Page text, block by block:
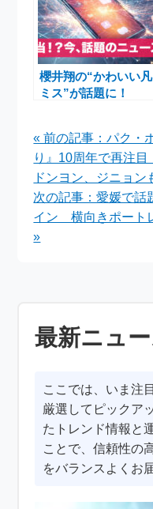
櫻井翔の“かわいい凡
ミス”が話題に！
バトルSHOW」最新
回レポート
« 前の記事：パク・
り』10周年で再注
ドンヨン、ジニョン
次の記事：愛媛で話
イン 横向きポート
»
最新ニュ
ここでは、いま注
厳選してピックア
たトレンド情報と
ことで、信頼性の
をバランスよくお